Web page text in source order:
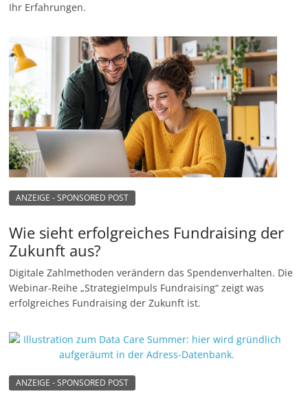
Ihr Erfahrungen.
ANZEIGE - SPONSORED POST
Wie sieht erfolgreiches Fundraising der
Zukunft aus?
Digitale Zahlmethoden verändern das Spendenverhalten. Die
Webinar-Reihe „StrategieImpuls Fundraising“ zeigt was
erfolgreiches Fundraising der Zukunft ist.
ANZEIGE - SPONSORED POST